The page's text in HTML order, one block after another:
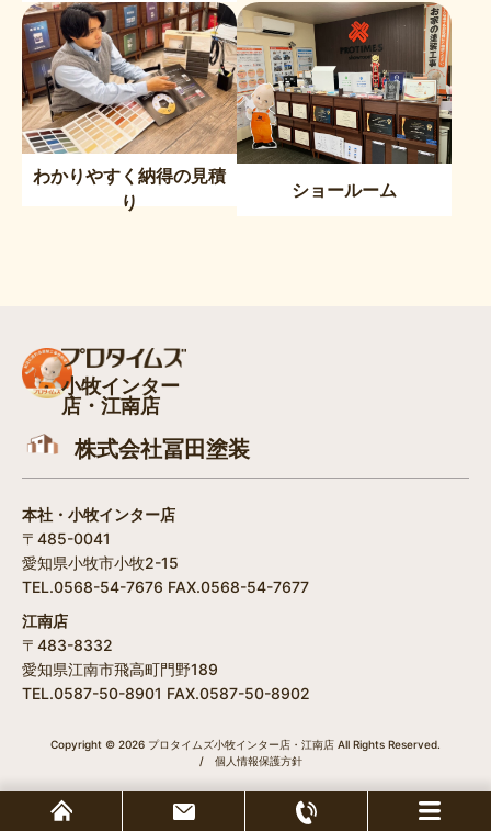
わかりやすく納得の見積
り
ショールーム
小牧インター
店・江南店
株式会社冨田塗装
本社・小牧インター店
〒485-0041
愛知県小牧市小牧2-15
TEL.0568-54-7676 FAX.0568-54-7677
江南店
〒483-8332
愛知県江南市飛高町門野189
TEL.0587-50-8901 FAX.0587-50-8902
Copyright © 2026 プロタイムズ小牧インター店・江南店 All Rights Reserved.
/
個人情報保護方針